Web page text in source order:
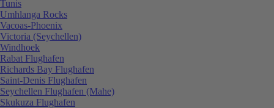
Tunis
Umhlanga Rocks
Vacoas-Phoenix
Victoria (Seychellen)
Windhoek
Rabat Flughafen
Richards Bay Flughafen
Saint-Denis Flughafen
Seychellen Flughafen (Mahe)
Skukuza Flughafen